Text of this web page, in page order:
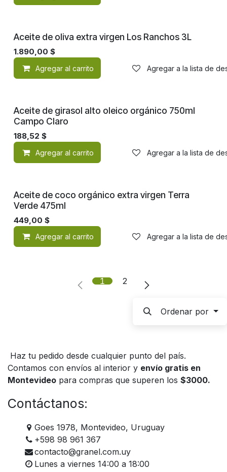
Aceite de oliva extra virgen Los Ranchos 3L
1.890,00 $
Agregar al carrito Agregar a la lista de
Orgánico
Aceite de girasol alto oleico orgánico 750ml
Campo Claro
188,52 $
Agregar al carrito Agregar a la lista de
Orgánico
Aceite de coco orgánico extra virgen Terra
Verde 475ml
449,00 $
Agregar al carrito Agregar a la lista de
1 2
Ordenar por
Haz tu pedido desde cualquier punto del país.
Contamos con envíos al interior y envío gratis en
Montevideo para compras que superen los $3000.
Contáctanos:
Goes 1978, Montevideo, Uruguay
+598 98 961 367
contacto@granel.com.uy
Lunes a viernes 14:00 a 18:00